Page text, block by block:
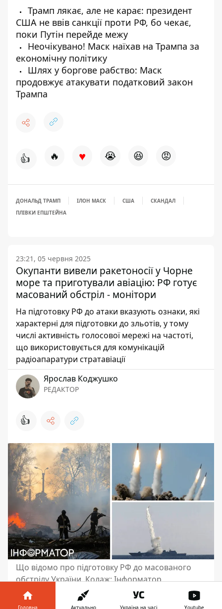
Трамп лякає, але не карає: президент
США не ввів санкції проти РФ, бо чекає,
поки Путін перейде межу
Неочікувано! Маск наїхав на Трампа за
економічну політику
Шлях у боргове рабство: Маск
продовжує атакувати податковий закон
Трампа
👍 🔥 ♥ 😭 😆 😡
ДОНАЛЬД ТРАМП ІЛОН МАСК США
СКАНДАЛ
ПЛІВКИ ЕПШТЕЙНА
23:21, 05 червня 2025
Окупанти вивели ракетоносії у Чорне
море та приготували авіацію: РФ готує
масований обстріл - монітори
На підготовку РФ до атаки вказують ознаки, які
характерні для підготовки до зльотів, у тому
числі активність голосової мережі на частоті,
що використовується для комунікацій
радіоапаратури стратавіації
Ярослав Коджушко
РЕДАКТОР
👍
Що відомо про підготовку РФ до масованого
обстрілу України. Колаж: Інформатор
Російські окупанти дійсноготують у
Головна Актуально Україна на часі Youtube